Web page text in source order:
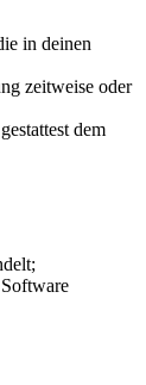
in deinen
zeitweise oder
dem